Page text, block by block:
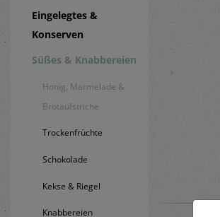
Eingelegtes &
Konserven
Süßes & Knabbereien
Honig, Marmelade &
Brotaufstriche
Trockenfrüchte
Schokolade
Kekse & Riegel
Knabbereien